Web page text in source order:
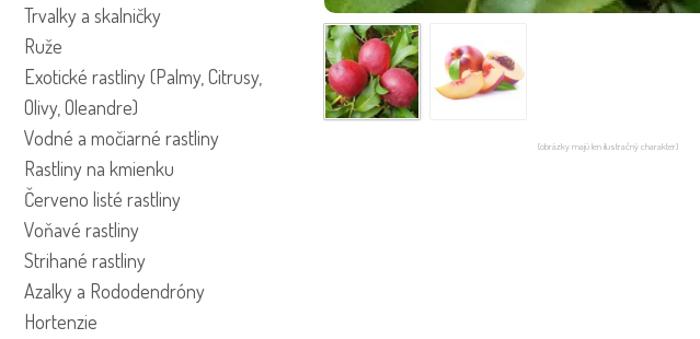
Trvalky a skalničky
Ruže
Exotické rastliny (Palmy, Citrusy,
Olivy, Oleandre)
Vodné a močiarné rastliny
Rastliny na kmienku
Červeno listé rastliny
Voňavé rastliny
Strihané rastliny
Azalky a Rododendróny
Hortenzie
(obrázky majú len ilustračný charakter)